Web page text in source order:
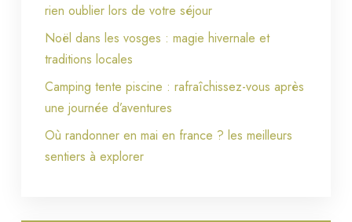
rien oublier lors de votre séjour
Noël dans les vosges : magie hivernale et
traditions locales
Camping tente piscine : rafraîchissez-vous après
une journée d’aventures
Où randonner en mai en france ? les meilleurs
sentiers à explorer